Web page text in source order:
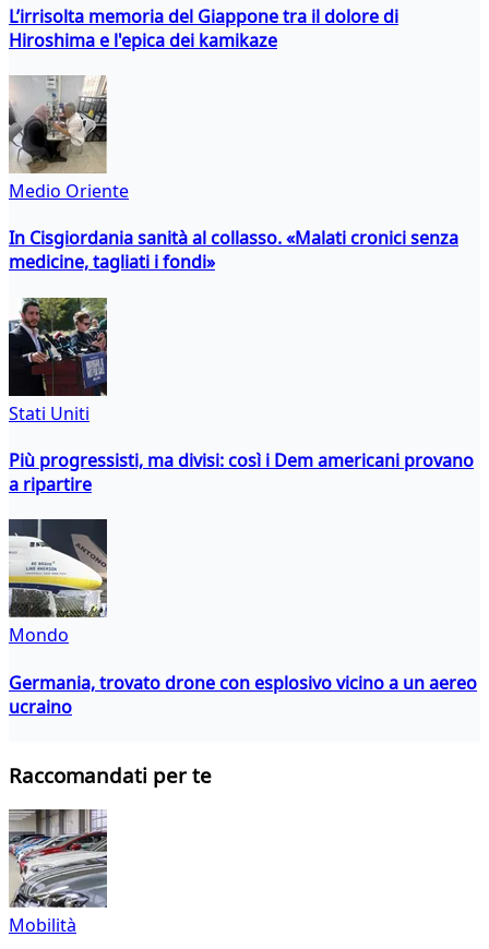
L’irrisolta memoria del Giappone tra il dolore di
Hiroshima e l'epica dei kamikaze
Medio Oriente
In Cisgiordania sanità al collasso. «Malati cronici senza
medicine, tagliati i fondi»
Stati Uniti
Più progressisti, ma divisi: così i Dem americani provano
a ripartire
Mondo
Germania, trovato drone con esplosivo vicino a un aereo
ucraino
Raccomandati per te
Mobilità